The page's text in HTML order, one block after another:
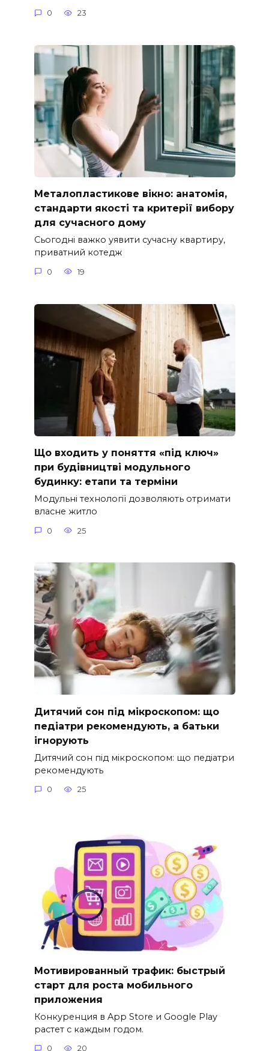
0 23
Металопластикове вікно: анатомія,
стандарти якості та критерії вибору
для сучасного дому
Сьогодні важко уявити сучасну квартиру,
приватний котедж
0 19
Що входить у поняття «під ключ»
при будівництві модульного
будинку: етапи та терміни
Модульні технології дозволяють отримати
власне житло
0 25
Дитячий сон під мікроскопом: що
педіатри рекомендують, а батьки
ігнорують
Дитячий сон під мікроскопом: що педіатри
рекомендують
0 25
Мотивированный трафик: быстрый
старт для роста мобильного
приложения
Конкуренция в App Store и Google Play
растет с каждым годом.
0 20